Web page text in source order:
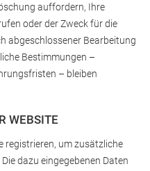
auffordern, Ihre
oder der Zweck für die
abgeschlossener Bearbeitung
Bestimmungen –
– bleiben
WEBSITE
registrieren, um zusätzliche
dazu eingegebenen Daten